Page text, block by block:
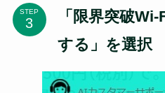
STEP
「限界突破
する」を選択